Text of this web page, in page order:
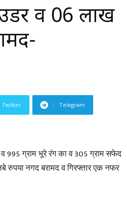
•
News,
व 06 लाख
Twitter Telegram
व 995 ग्राम भूरे रंग का व 305 ग्राम सफेद
रुपया नगद बरामद व गिरफ्तार एक नफर